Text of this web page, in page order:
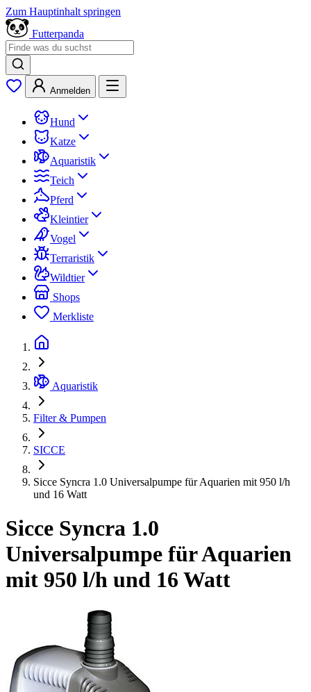
Zum Hauptinhalt springen
Futterpanda
Anmelden
Hund
Katze
Aquaristik
Teich
Pferd
Kleintier
Vogel
Terraristik
Wildtier
Shops
Merkliste
Aquaristik
Filter & Pumpen
SICCE
Sicce Syncra 1.0 Universalpumpe für Aquarien mit 950 l/h
und 16 Watt
Sicce Syncra 1.0
Universalpumpe für Aquarien
mit 950 l/h und 16 Watt